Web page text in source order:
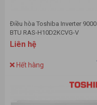
Điều hòa Toshiba Inverter 9000
BTU RAS-H10D2KCVG-V
Liên hệ
Hết hàng